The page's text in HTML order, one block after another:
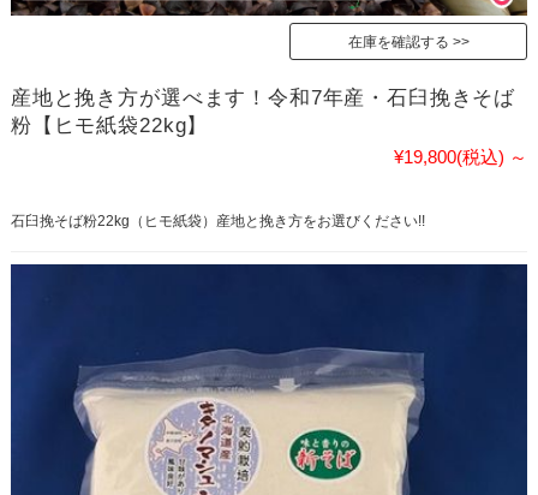
在庫を確認する
産地と挽き方が選べます！令和7年産・石臼挽きそば
粉【ヒモ紙袋22kg】
¥19,800(税込) ～
石臼挽そば粉22kg（ヒモ紙袋）産地と挽き方をお選びください!!